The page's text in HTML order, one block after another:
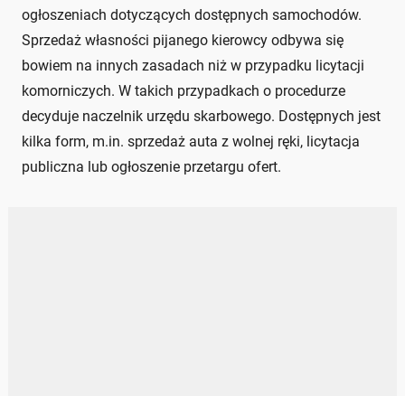
ogłoszeniach dotyczących dostępnych samochodów.
Sprzedaż własności pijanego kierowcy odbywa się
bowiem na innych zasadach niż w przypadku licytacji
komorniczych. W takich przypadkach o procedurze
decyduje naczelnik urzędu skarbowego. Dostępnych jest
kilka form, m.in. sprzedaż auta z wolnej ręki, licytacja
publiczna lub ogłoszenie przetargu ofert.